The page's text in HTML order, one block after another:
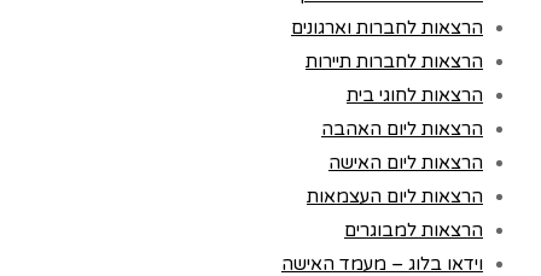
הרצאות לחברות וארגונים
הרצאות לחברות תיירות
הרצאות לחוגי בית
הרצאות ליום האהבה
הרצאות ליום האישה
הרצאות ליום העצמאות
הרצאות למבוגרים
וידאו בלוג – מעמד האישה